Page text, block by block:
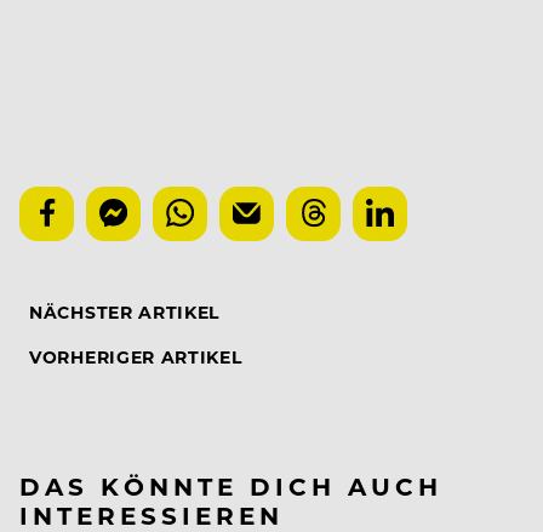
NÄCHSTER ARTIKEL
VORHERIGER ARTIKEL
DAS KÖNNTE DICH AUCH
INTERESSIEREN